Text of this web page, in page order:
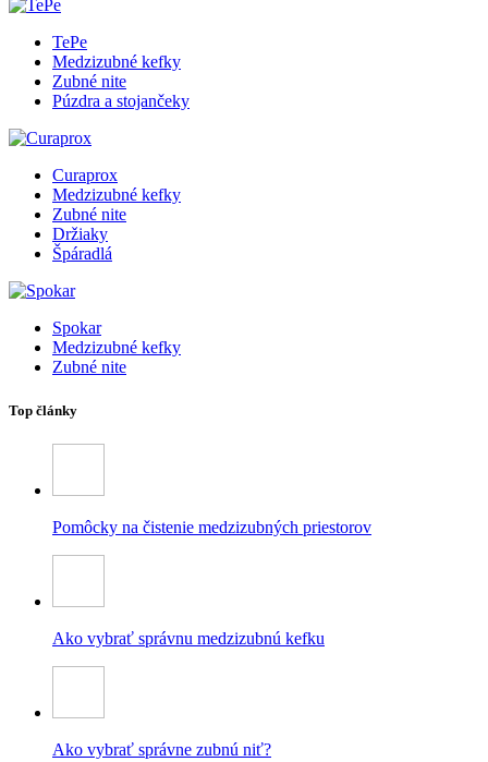
TePe
Medzizubné kefky
Zubné nite
Púzdra a stojančeky
Curaprox
Medzizubné kefky
Zubné nite
Držiaky
Špáradlá
Spokar
Medzizubné kefky
Zubné nite
Top články
Pomôcky na čistenie medzizubných priestorov
Ako vybrať správnu medzizubnú kefku
Ako vybrať správne zubnú niť?